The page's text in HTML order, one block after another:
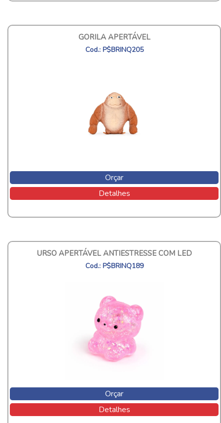
GORILA APERTÁVEL
Cod.: P$BRINQ205
Orçar
Detalhes
URSO APERTÁVEL ANTIESTRESSE COM LED
Cod.: P$BRINQ189
Orçar
Detalhes